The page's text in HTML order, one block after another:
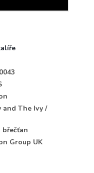
The Ivy /
břečťan
Group UK